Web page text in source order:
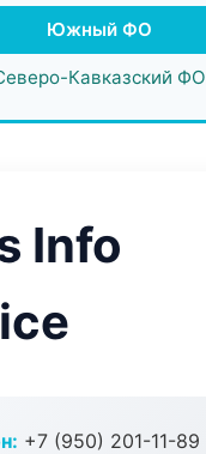
Южный ФО
Кавказский ФО
Info
+7 (950) 201-11-89